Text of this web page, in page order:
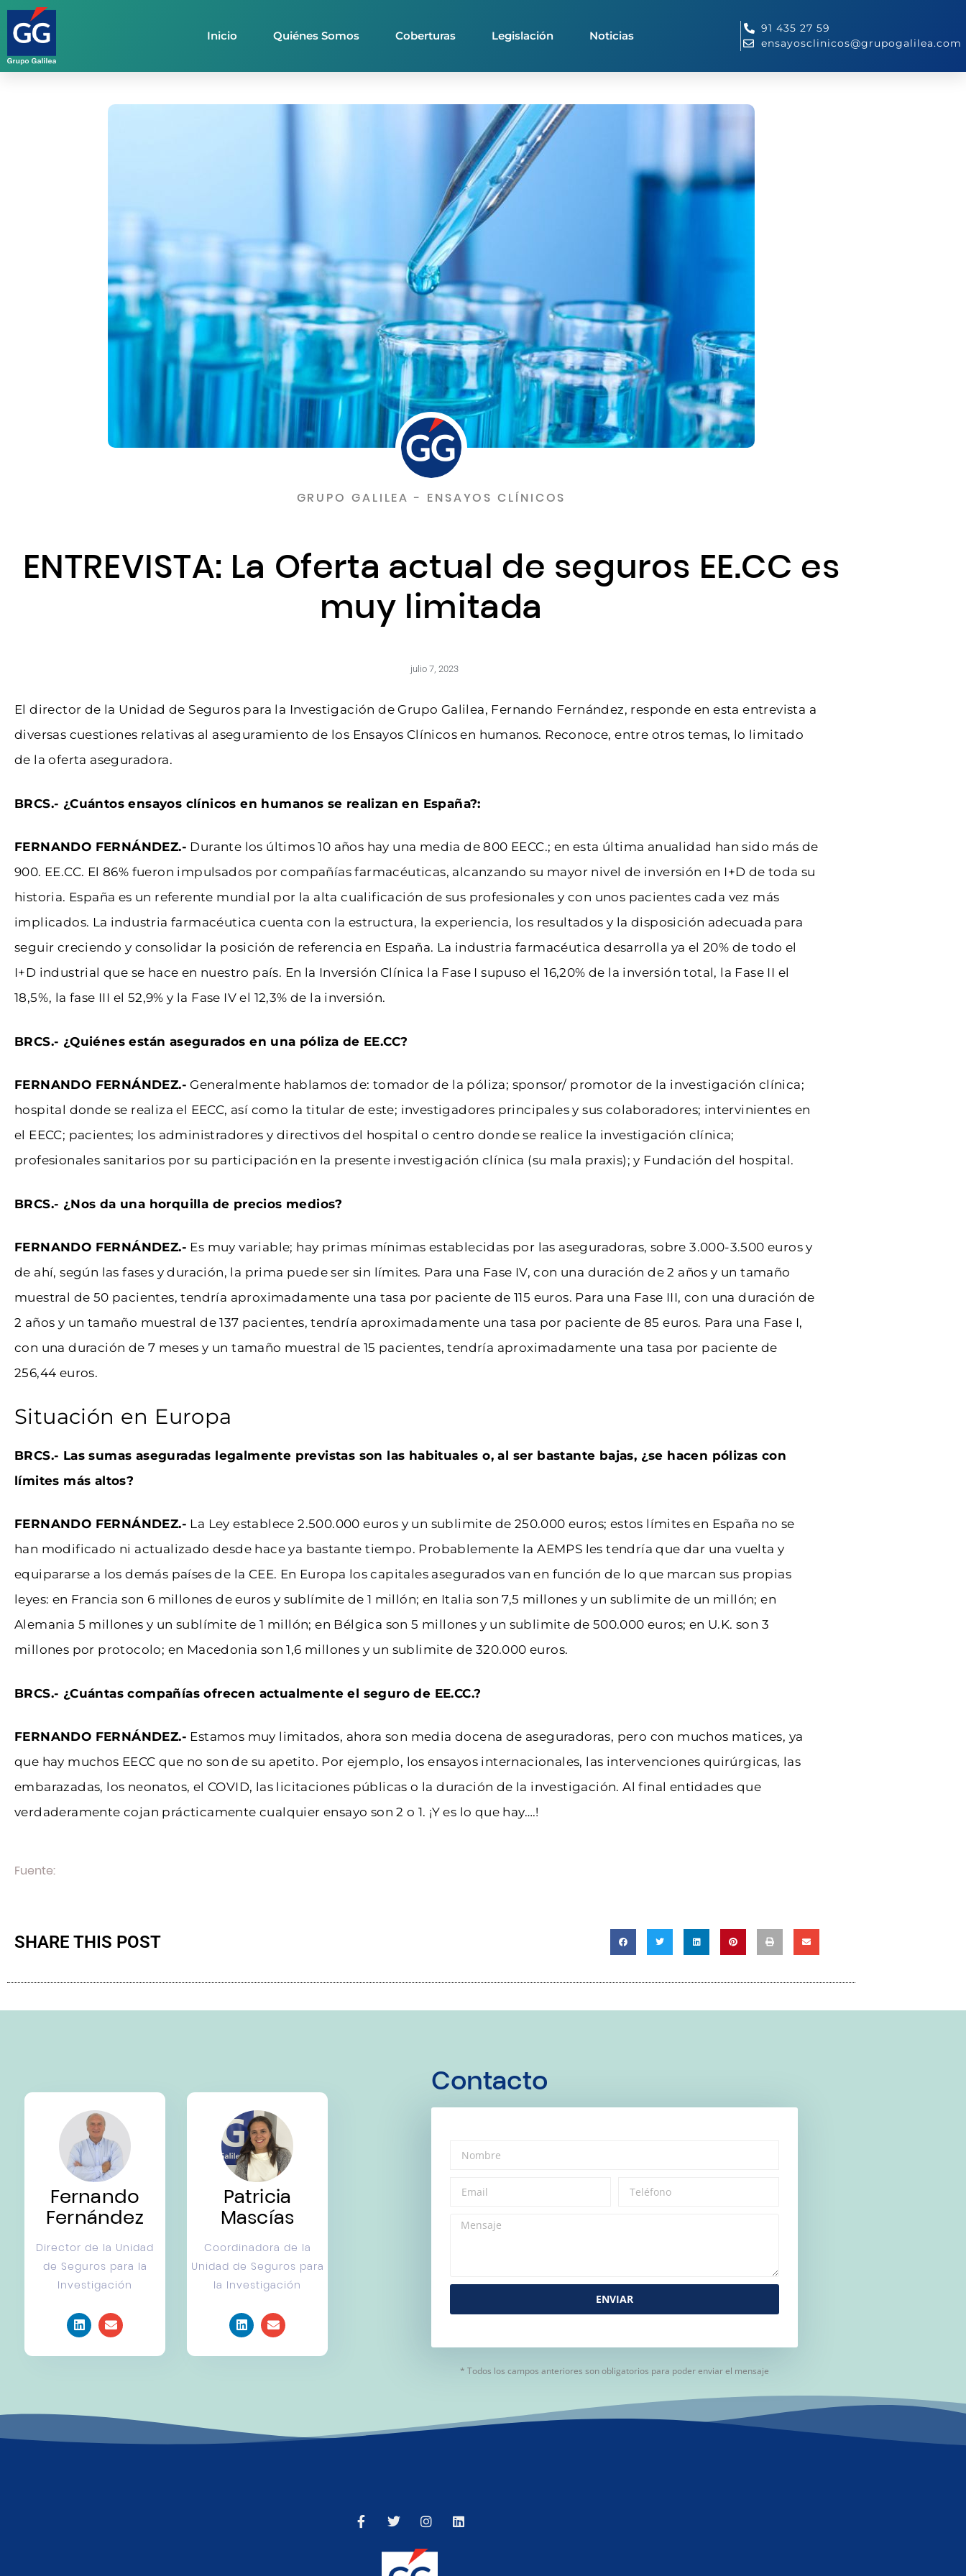
Inicio Quiénes Somos Coberturas Legislación Noticias
91 435 27 59
ensayosclinicos@grupogalilea.com
GRUPO GALILEA - ENSAYOS CLÍNICOS
ENTREVISTA: La Oferta actual de seguros EE.CC es
muy limitada
julio 7, 2023
El director de la Unidad de Seguros para la Investigación de Grupo Galilea, Fernando Fernández, responde en esta entrevista a
diversas cuestiones relativas al aseguramiento de los Ensayos Clínicos en humanos. Reconoce, entre otros temas, lo limitado
de la oferta aseguradora.
BRCS.- ¿Cuántos ensayos clínicos en humanos se realizan en España?:
FERNANDO FERNÁNDEZ.- Durante los últimos 10 años hay una media de 800 EECC.; en esta última anualidad han sido más de
900. EE.CC. El 86% fueron impulsados por compañías farmacéuticas, alcanzando su mayor nivel de inversión en I+D de toda su
historia. España es un referente mundial por la alta cualificación de sus profesionales y con unos pacientes cada vez más
implicados. La industria farmacéutica cuenta con la estructura, la experiencia, los resultados y la disposición adecuada para
seguir creciendo y consolidar la posición de referencia en España. La industria farmacéutica desarrolla ya el 20% de todo el
I+D industrial que se hace en nuestro país. En la Inversión Clínica la Fase I supuso el 16,20% de la inversión total, la Fase II el
18,5%, la fase III el 52,9% y la Fase IV el 12,3% de la inversión.
BRCS.- ¿Quiénes están asegurados en una póliza de EE.CC?
FERNANDO FERNÁNDEZ.- Generalmente hablamos de: tomador de la póliza; sponsor/ promotor de la investigación clínica;
hospital donde se realiza el EECC, así como la titular de este; investigadores principales y sus colaboradores; intervinientes en
el EECC; pacientes; los administradores y directivos del hospital o centro donde se realice la investigación clínica;
profesionales sanitarios por su participación en la presente investigación clínica (su mala praxis); y Fundación del hospital.
BRCS.- ¿Nos da una horquilla de precios medios?
FERNANDO FERNÁNDEZ.- Es muy variable; hay primas mínimas establecidas por las aseguradoras, sobre 3.000-3.500 euros y
de ahí, según las fases y duración, la prima puede ser sin límites. Para una Fase IV, con una duración de 2 años y un tamaño
muestral de 50 pacientes, tendría aproximadamente una tasa por paciente de 115 euros. Para una Fase III, con una duración de
2 años y un tamaño muestral de 137 pacientes, tendría aproximadamente una tasa por paciente de 85 euros. Para una Fase I,
con una duración de 7 meses y un tamaño muestral de 15 pacientes, tendría aproximadamente una tasa por paciente de
256,44 euros.
Situación en Europa
BRCS.- Las sumas aseguradas legalmente previstas son las habituales o, al ser bastante bajas, ¿se hacen pólizas con
límites más altos?
FERNANDO FERNÁNDEZ.- La Ley establece 2.500.000 euros y un sublimite de 250.000 euros; estos límites en España no se
han modificado ni actualizado desde hace ya bastante tiempo. Probablemente la AEMPS les tendría que dar una vuelta y
equipararse a los demás países de la CEE. En Europa los capitales asegurados van en función de lo que marcan sus propias
leyes: en Francia son 6 millones de euros y sublímite de 1 millón; en Italia son 7,5 millones y un sublimite de un millón; en
Alemania 5 millones y un sublímite de 1 millón; en Bélgica son 5 millones y un sublimite de 500.000 euros; en U.K. son 3
millones por protocolo; en Macedonia son 1,6 millones y un sublimite de 320.000 euros.
BRCS.- ¿Cuántas compañías ofrecen actualmente el seguro de EE.CC.?
FERNANDO FERNÁNDEZ.- Estamos muy limitados, ahora son media docena de aseguradoras, pero con muchos matices, ya
que hay muchos EECC que no son de su apetito. Por ejemplo, los ensayos internacionales, las intervenciones quirúrgicas, las
embarazadas, los neonatos, el COVID, las licitaciones públicas o la duración de la investigación. Al final entidades que
verdaderamente cojan prácticamente cualquier ensayo son 2 o 1. ¡Y es lo que hay….!
Fuente:
SHARE THIS POST
Fernando
Fernández
Director de la Unidad
de Seguros para la
Investigación
Patricia
Mascías
Coordinadora de la
Unidad de Seguros para
la Investigación
Contacto
ENVIAR
* Todos los campos anteriores son obligatorios para poder enviar el mensaje